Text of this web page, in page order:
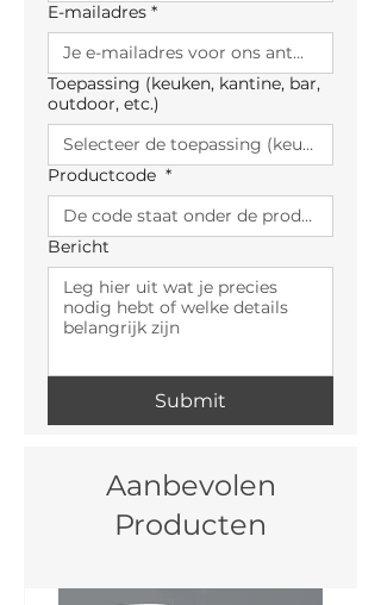
E-mailadres *
Toepassing (keuken, kantine, bar,
outdoor, etc.)
Productcode *
Bericht
Submit
Aanbevolen
Producten